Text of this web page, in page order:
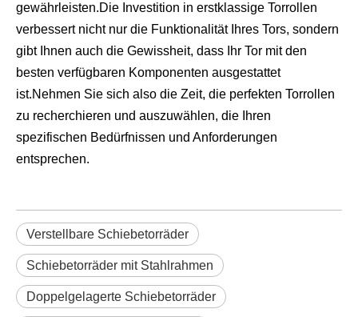
gewährleisten.Die Investition in erstklassige Torrollen
verbessert nicht nur die Funktionalität Ihres Tors, sondern
gibt Ihnen auch die Gewissheit, dass Ihr Tor mit den
besten verfügbaren Komponenten ausgestattet
ist.Nehmen Sie sich also die Zeit, die perfekten Torrollen
zu recherchieren und auszuwählen, die Ihren
spezifischen Bedürfnissen und Anforderungen
entsprechen.
Verstellbare Schiebetorräder
Schiebetorräder mit Stahlrahmen
Doppelgelagerte Schiebetorräder